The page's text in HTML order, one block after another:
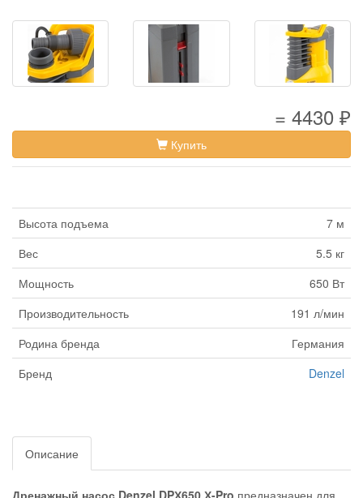
= 4430 ₽
Купить
Высота подъема
7 м
Вес
5.5 кг
Мощность
650 Вт
Производительность
191 л/мин
Родина бренда
Германия
Бренд
Denzel
Описание